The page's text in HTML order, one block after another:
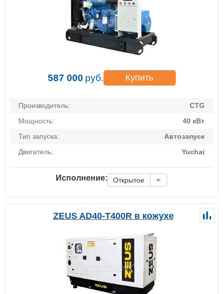
587 000 руб. Купить
Производитель:
CTG
Мощность:
40 кВт
Тип запуска:
Автозапуск
Двигатель:
Yuchai
Исполнение: Открытое
ZEUS AD40-T400R в кожухе